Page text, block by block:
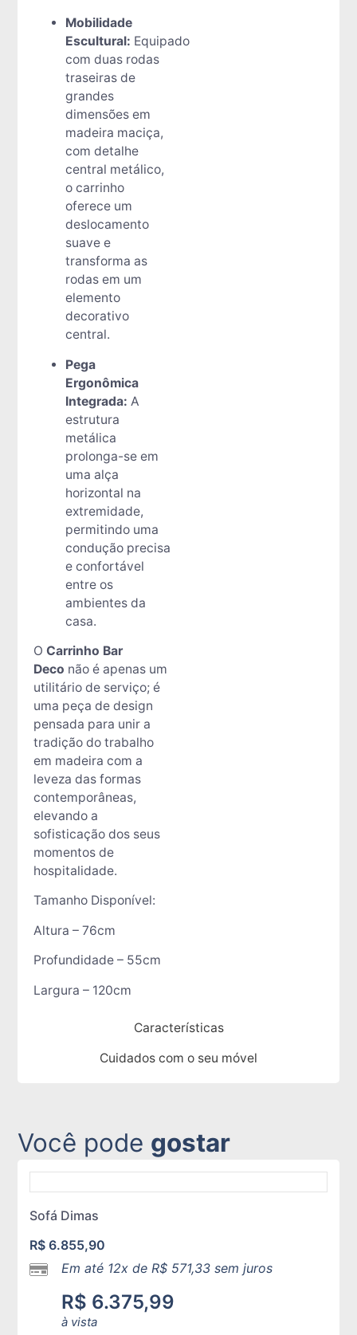
Características
Cuidados com o seu móvel
Mobilidade
Escultural: Equipado
com duas rodas
traseiras de
grandes
dimensões em
madeira maciça,
com detalhe
central metálico,
o carrinho
oferece um
deslocamento
suave e
transforma as
rodas em um
elemento
decorativo
central.
Pega
Ergonômica
Integrada: A
estrutura
metálica
prolonga-se em
uma alça
horizontal na
extremidade,
permitindo uma
condução precisa
e confortável
entre os
ambientes da
casa.
O Carrinho Bar
Deco não é apenas um
utilitário de serviço; é
uma peça de design
pensada para unir a
tradição do trabalho
em madeira com a
leveza das formas
contemporâneas,
elevando a
sofisticação dos seus
momentos de
hospitalidade.
Tamanho Disponível:
Altura – 76cm
Profundidade – 55cm
Largura – 120cm
Você pode gostar
Sofá Dimas
R$ 6.855,90
Em até 12x de R$ 571,33 sem juros
R$ 6.375,99
à vista